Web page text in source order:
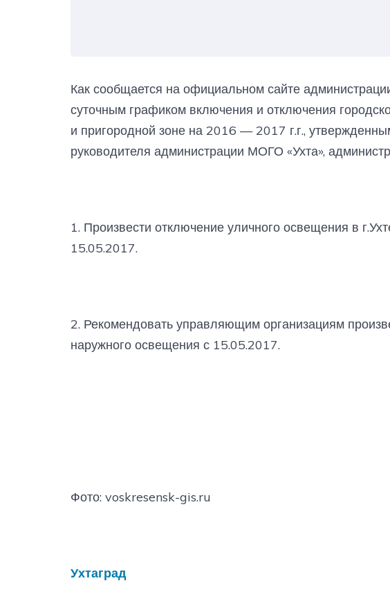
Как сообщается на официальном сайте
суточным графиком включения и отключения
и пригородной зоне на 2016 — 2017 г.г.,
руководителя администрации МОГО «Ухта»,
1. Произвести отключение уличного освещения в
15.05.2017.
2. Рекомендовать управляющим организациям
наружного освещения с 15.05.2017.
Фото: voskresensk-gis.ru
Ухтаград